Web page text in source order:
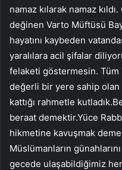
namaz kılarak namaz
değinen Varto Müftüsü
hayatını kaybeden
yaralılara acil şifalar
felaketi göstermesin. Tüm
değerli bir yere sahip olan
kattığı rahmetle
beraat demektir.Yüce
hikmetine kavuşmak
Müslümanların
gecede ulaşabildiğimiz